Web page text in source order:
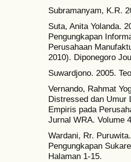
Subramanyam, K.R.
Suta, Anita Yolanda.
Pengungkapan
Perusahaan
2010). Diponegoro
Suwardjono. 2005.
Vernando, Rahmat
Distressed dan Umur
Empiris pada
Jurnal WRA. Volume
Wardani, Rr.
Pengungkapan
Halaman 1-15.